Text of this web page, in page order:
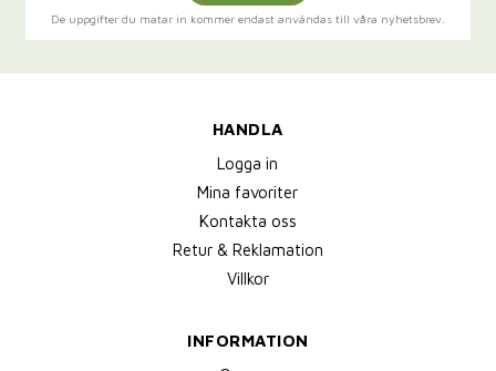
De uppgifter du matar in kommer endast användas till våra nyhetsbrev.
HANDLA
Logga in
Mina favoriter
Kontakta oss
Retur & Reklamation
Villkor
INFORMATION